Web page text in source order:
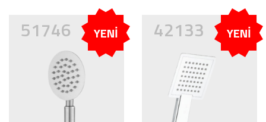
51746 YENİ 42133 YENİ